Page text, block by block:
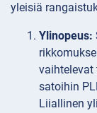
yleisiä
Ylinopeus:
vaihtelevat
satoihin
Liiallinen